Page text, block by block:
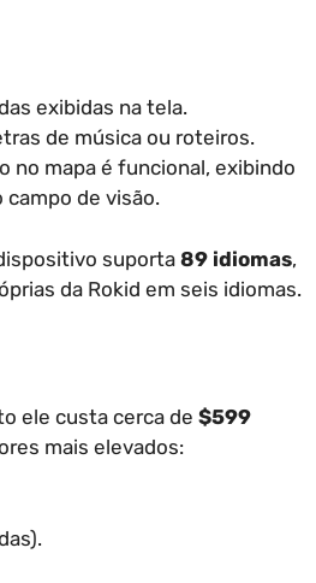
exibidas na tela.
de música ou roteiros.
no mapa é funcional, exibindo
de visão.
suporta 89 idiomas,
da Rokid em seis idiomas.
ele custa cerca de $599
mais elevados: